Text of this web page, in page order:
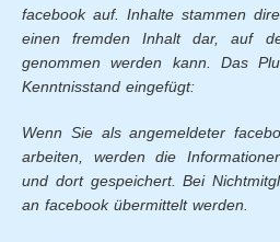
facebook auf. Inhalte stammen
einen fremden Inhalt dar, auf
genommen werden kann. Das
Kenntnisstand eingefügt:
Wenn Sie als angemeldeter
arbeiten, werden die
und dort gespeichert. Bei
an facebook übermittelt werden.